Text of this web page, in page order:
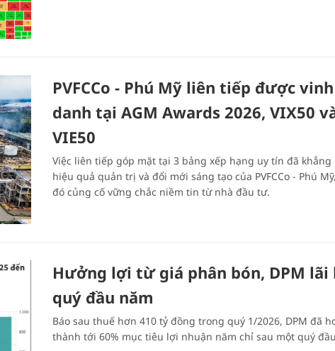
PVFCCo - Phú Mỹ liên tiếp được vinh
danh tại AGM Awards 2026, VIX50
VIE50
Việc liên tiếp góp mặt tại 3 bảng xếp hạng uy tín đã khẳng
hiệu quả quản trị và đổi mới sáng tạo của PVFCCo - Phú
đó củng cố vững chắc niềm tin từ nhà đầu tư.
Hưởng lợi từ giá phân bón, DPM lãi
quý đầu năm
Báo sau thuế hơn 410 tỷ đồng trong quý 1/2026, DPM đã
thành tới 60% mục tiêu lợi nhuận năm chỉ sau một quý